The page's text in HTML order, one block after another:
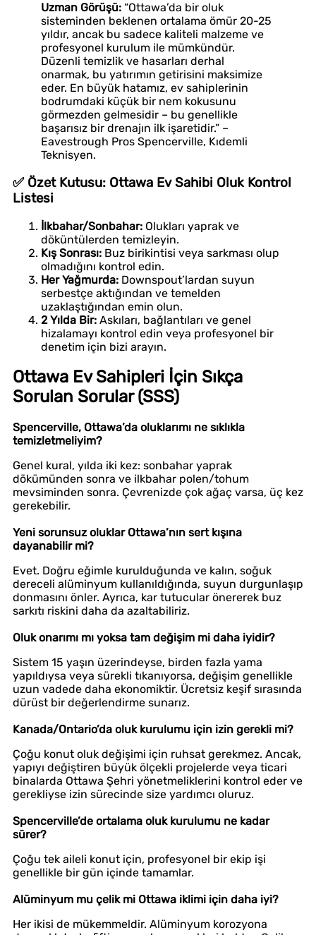
Uzman Görüşü: “Ottawa’da bir oluk
sisteminden beklenen ortalama ömür 20-25
yıldır, ancak bu sadece kaliteli malzeme ve
profesyonel kurulum ile mümkündür.
Düzenli temizlik ve hasarları derhal
onarmak, bu yatırımın getirisini maksimize
eder. En büyük hatamız, ev sahiplerinin
bodrumdaki küçük bir nem kokusunu
görmezden gelmesidir – bu genellikle
başarısız bir drenajın ilk işaretidir.” –
Eavestrough Pros Spencerville, Kıdemli
Teknisyen.
✅ Özet Kutusu: Ottawa Ev Sahibi Oluk Kontrol
Listesi
İlkbahar/Sonbahar: Olukları yaprak ve
döküntülerden temizleyin.
Kış Sonrası: Buz birikintisi veya sarkması olup
olmadığını kontrol edin.
Her Yağmurda: Downspout’lardan suyun
serbestçe aktığından ve temelden
uzaklaştığından emin olun.
2 Yılda Bir: Askıları, bağlantıları ve genel
hizalamayı kontrol edin veya profesyonel bir
denetim için bizi arayın.
Ottawa Ev Sahipleri İçin Sıkça
Sorulan Sorular (SSS)
Spencerville, Ottawa’da oluklarımı ne sıklıkla
temizletmeliyim?
Genel kural, yılda iki kez: sonbahar yaprak
dökümünden sonra ve ilkbahar polen/tohum
mevsiminden sonra. Çevrenizde çok ağaç varsa, üç kez
gerekebilir.
Yeni sorunsuz oluklar Ottawa’nın sert kışına
dayanabilir mi?
Evet. Doğru eğimle kurulduğunda ve kalın, soğuk
dereceli alüminyum kullanıldığında, suyun durgunlaşıp
donmasını önler. Ayrıca, kar tutucular önererek buz
sarkıtı riskini daha da azaltabiliriz.
Oluk onarımı mı yoksa tam değişim mi daha iyidir?
Sistem 15 yaşın üzerindeyse, birden fazla yama
yapıldıysa veya sürekli tıkanıyorsa, değişim genellikle
uzun vadede daha ekonomiktir. Ücretsiz keşif sırasında
dürüst bir değerlendirme sunarız.
Kanada/Ontario’da oluk kurulumu için izin gerekli mi?
Çoğu konut oluk değişimi için ruhsat gerekmez. Ancak,
yapıyı değiştiren büyük ölçekli projelerde veya ticari
binalarda Ottawa Şehri yönetmeliklerini kontrol eder ve
gerekliyse izin sürecinde size yardımcı oluruz.
Spencerville’de ortalama oluk kurulumu ne kadar
sürer?
Çoğu tek aileli konut için, profesyonel bir ekip işi
genellikle bir gün içinde tamamlar.
Alüminyum mu çelik mi Ottawa iklimi için daha iyi?
Her ikisi de mükemmeldir. Alüminyum korozyona